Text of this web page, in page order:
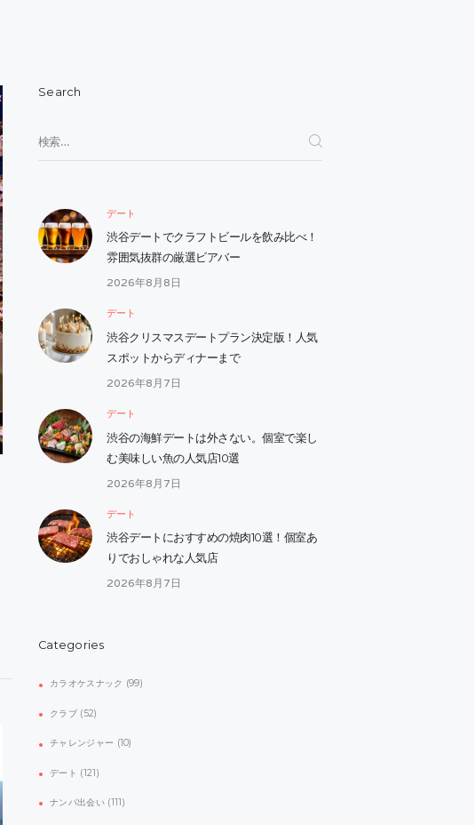
Search
索:
デート
渋谷デートでクラフトビールを飲み比べ！
雰囲気抜群の厳選ビアバー
2026年8月8日
デート
渋谷クリスマスデートプラン決定版！人気
スポットからディナーまで
2026年8月7日
デート
渋谷の海鮮デートは外さない。個室で楽し
む美味しい魚の人気店10選
2026年8月7日
デート
渋谷デートにおすすめの焼肉10選！個室あ
りでおしゃれな人気店
2026年8月7日
Categories
カラオケスナック (99)
クラブ (52)
チャレンジャー (10)
デート (121)
ナンパ出会い (111)